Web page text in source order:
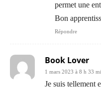
permet une
Bon
Répondre
Book Lover
1 mars 2023 à 8 h 33
Je suis tellement